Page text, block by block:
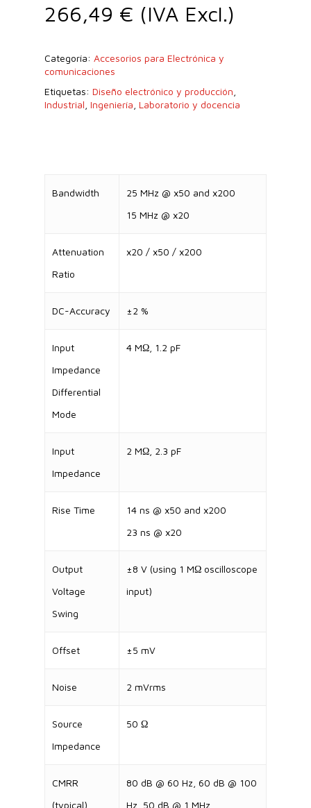
266,49 € (IVA Excl.)
Categoría: Accesorios para Electrónica y
comunicaciones
Etiquetas: Diseño electrónico y producción
Industrial Ingeniería Laboratorio y docencia
Bandwidth
25 MHz @ x50 and x200
15 MHz @ x20
Attenuation
Ratio
x20 / x50 / x200
DC-Accuracy ±2 %
Input
Impedance
Differential
Mode
4 MΩ, 1.2 pF
Input
Impedance
2 MΩ, 2.3 pF
Rise Time
14 ns @ x50 and x200
23 ns @ x20
Output
Voltage
Swing
±8 V (using 1 MΩ oscilloscope
input)
Offset ±5 mV
Noise 2 mVrms
Source
Impedance
50 Ω
CMRR
(typical)
80 dB @ 60 Hz, 60 dB @ 100
Hz, 50 dB @ 1 MHz